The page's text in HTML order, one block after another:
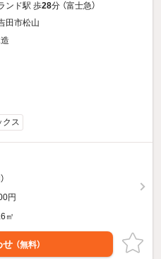
ンド駅 歩28分 （富士急）
田市松山
クス
円
㎡
せ （無料）